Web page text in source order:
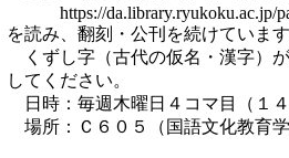
https://da.library.ryukoku.ac.jp/
を読み、翻刻・公刊を続けています
くずし字（古代の仮名・漢字）
してください。
日時：毎週木曜日４コマ目（１４
場所：Ｃ６０５（国語文化教育学